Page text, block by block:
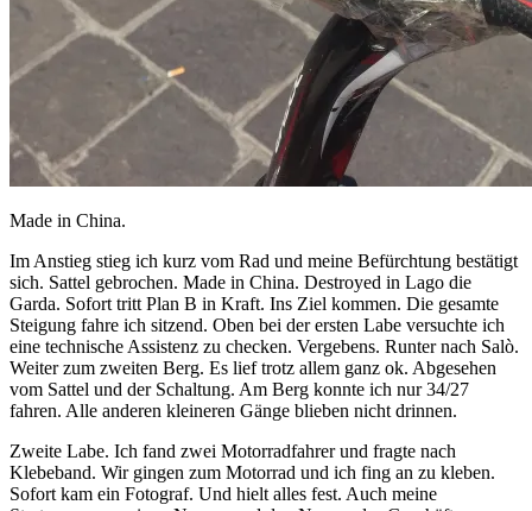
Made in China.
Im Anstieg stieg ich kurz vom Rad und meine Befürchtung bestätigt
sich. Sattel gebrochen. Made in China. Destroyed in Lago die
Garda. Sofort tritt Plan B in Kraft. Ins Ziel kommen. Die gesamte
Steigung fahre ich sitzend. Oben bei der ersten Labe versuchte ich
eine technische Assistenz zu checken. Vergebens. Runter nach Salò.
Weiter zum zweiten Berg. Es lief trotz allem ganz ok. Abgesehen
vom Sattel und der Schaltung. Am Berg konnte ich nur 34/27
fahren. Alle anderen kleineren Gänge blieben nicht drinnen.
Zweite Labe. Ich fand zwei Motorradfahrer und fragte nach
Klebeband. Wir gingen zum Motorrad und ich fing an zu kleben.
Sofort kam ein Fotograf. Und hielt alles fest. Auch meine